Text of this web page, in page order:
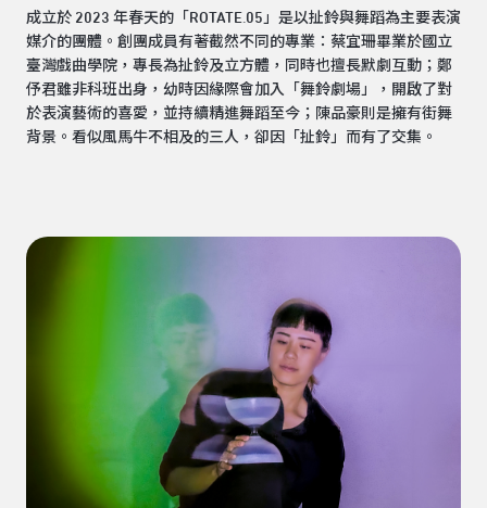
成立於 2023 年春天的「ROTATE.05」是以扯鈴與舞蹈為主要表演
媒介的團體。創團成員有著截然不同的專業：蔡宜珊畢業於國立
臺灣戲曲學院，專長為扯鈴及立方體，同時也擅長默劇互動；鄭
伃君雖非科班出身，幼時因緣際會加入「舞鈴劇場」，開啟了對
於表演藝術的喜愛，並持續精進舞蹈至今；陳品豪則是擁有街舞
背景。看似風馬牛不相及的三人，卻因「扯鈴」而有了交集。